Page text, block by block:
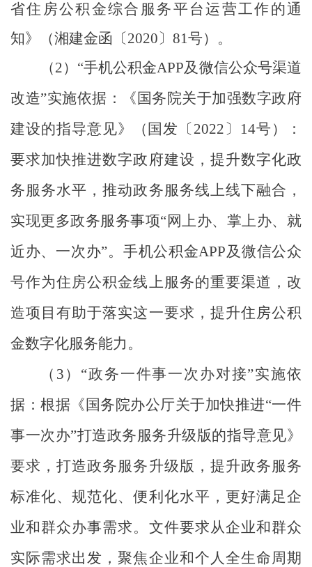
省住房公积金综合服务平台运营工作的通
知》
（湘建金函 〔2020〕 81号） 。
（2） “手机公积金APP及微信公众号渠道
改造”实施依据：
《国务院关于加强数字政府
建设的指导意见》（国发〔 2022 〕 14号）：
要求加快推进数字政府建设，提升数字化政
务服务水平，推动政务服务线上线下融合，
实现更多政务服务事项“网上办、掌上办、就
近办、一次办”。手机公积金APP及微信公众
号作为住房公积金线上服务的重要渠道，改
造项目有助于落实这一要求，提升住房公积
金数字化服务能力。
（ 3 ） “政务一件事一次办对接”实施依
据：根据《国务院办公厅关于加快推进“一件
事一次办”打造政务服务升级版的指导意见》
要求，打造政务服务升级版，提升政务服务
标准化、规范化、便利化水平，更好满足企
业和群众办事需求。文件要求从企业和群众
实际需求出发，聚焦企业和个人全生命周期